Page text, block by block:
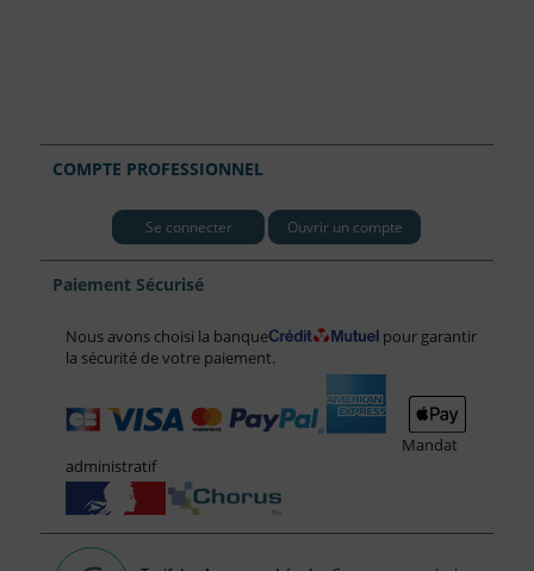
COMPTE PROFESSIONNEL
Se connecter Ouvrir un compte
Paiement Sécurisé
Nous avons choisi la banque
pour garantir
la sécurité de votre paiement.
Mandat
administratif